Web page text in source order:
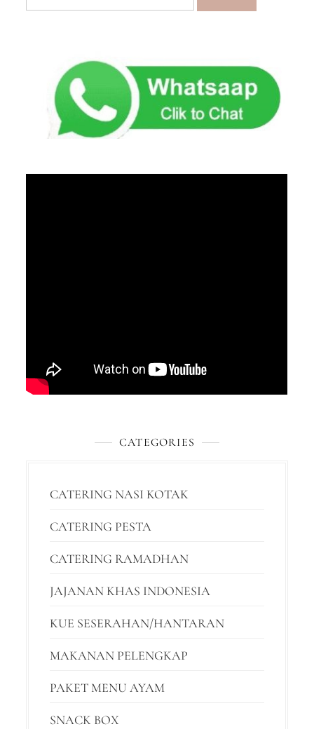
CATEGORIES
CATERING NASI KOTAK
CATERING PESTA
CATERING RAMADHAN
JAJANAN KHAS INDONESIA
KUE SESERAHAN/HANTARAN
MAKANAN PELENGKAP
PAKET MENU AYAM
SNACK BOX